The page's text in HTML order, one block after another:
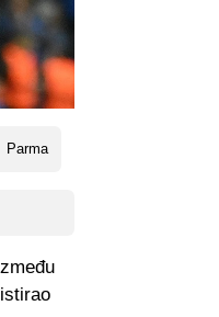
Parma